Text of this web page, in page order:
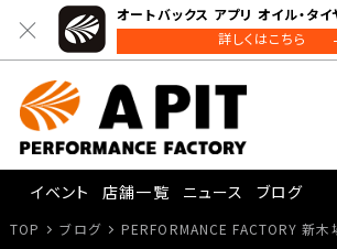
オートバックス アプリ オイル・タ
詳しくはこちら
イベント 店舗一覧 ニュース ブログ
TOP ブログ PERFORMANCE FACTORY 新木